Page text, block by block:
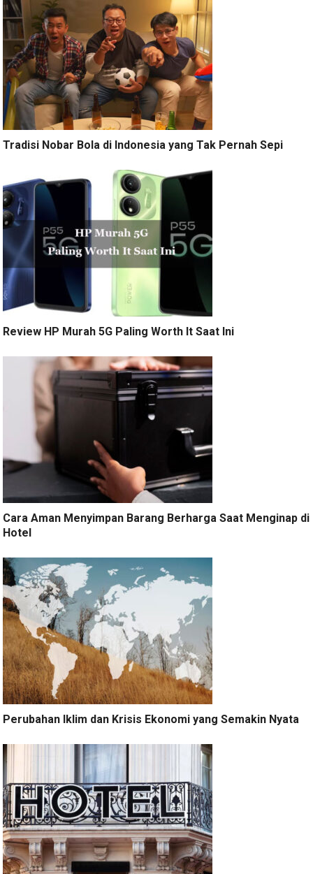
Tradisi Nobar Bola di Indonesia yang Tak Pernah Sepi
Review HP Murah 5G Paling Worth It Saat Ini
Cara Aman Menyimpan Barang Berharga Saat Menginap di
Hotel
Perubahan Iklim dan Krisis Ekonomi yang Semakin Nyata